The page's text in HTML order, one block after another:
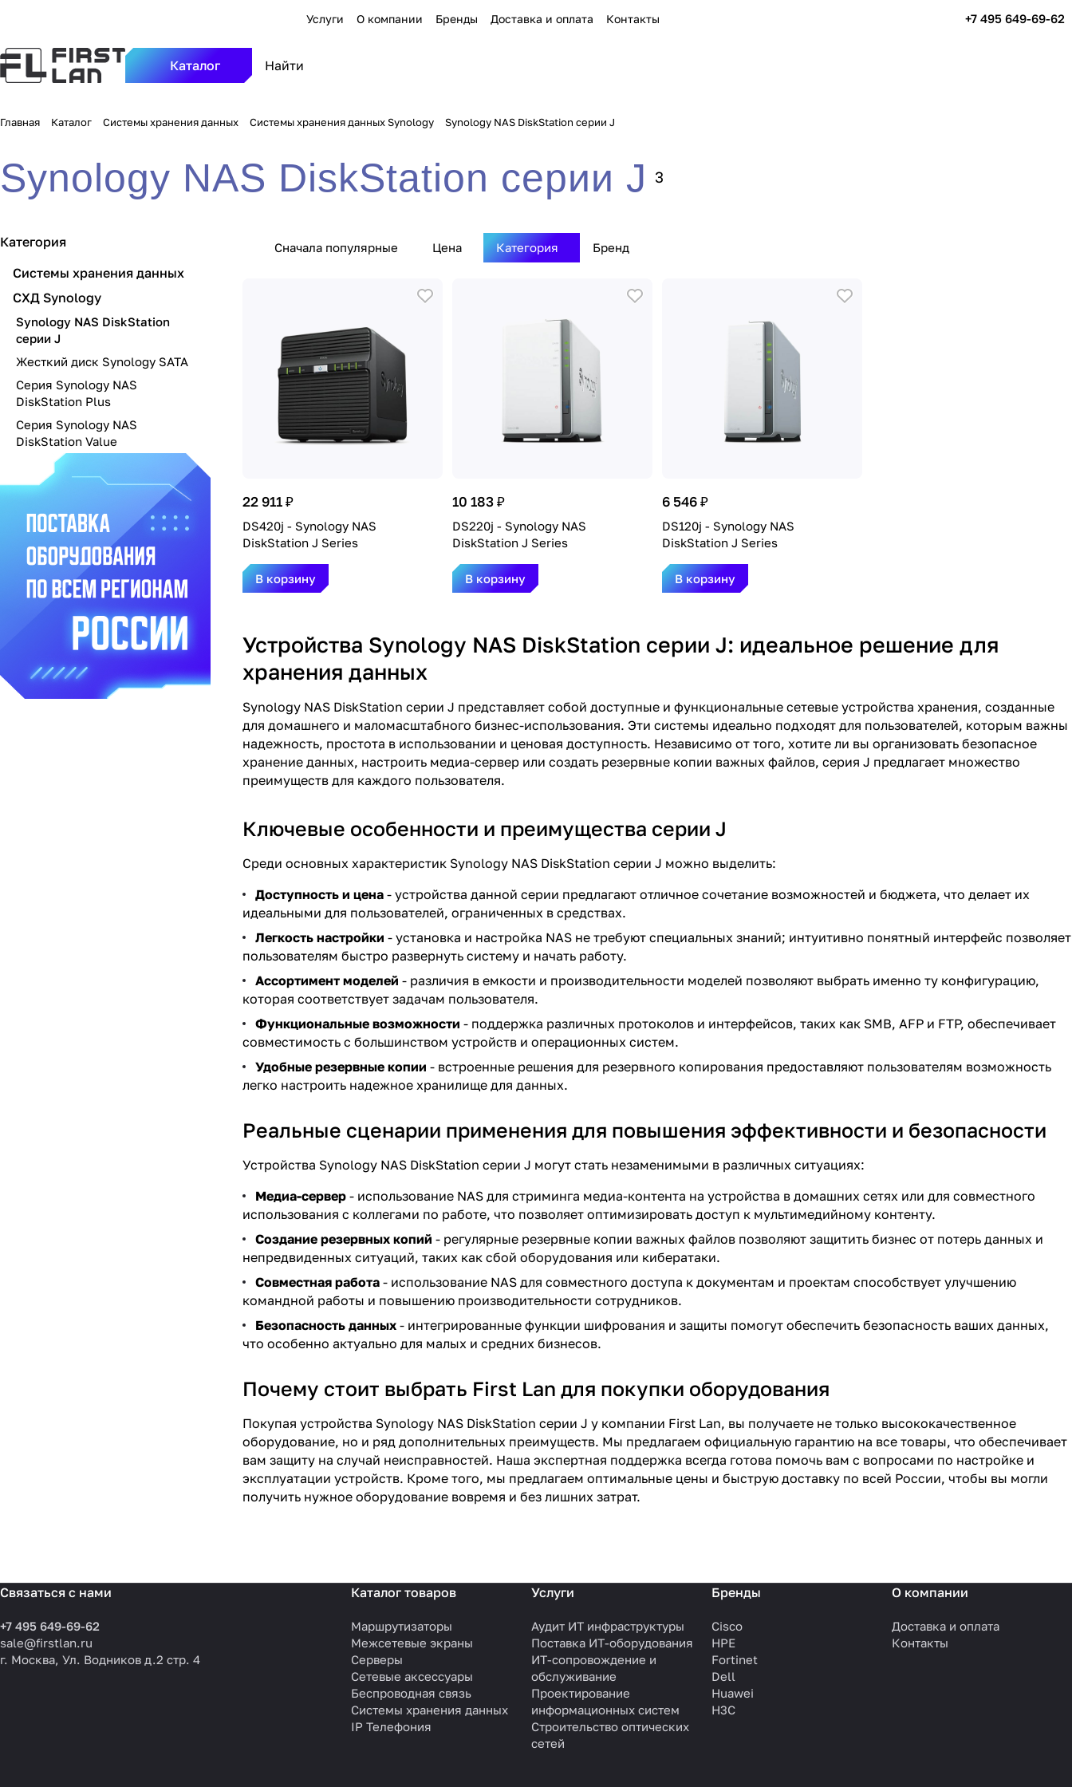
Услуги О компании Бренды Доставка и оплата Контакты +7 495 649-69-62
Каталог
Главная Каталог Системы хранения данных Системы хранения данных Synology Synology NAS DiskStation серии J
Synology NAS DiskStation серии J 3
Сначала популярные Цена Категория Бренд
22 911 ₽
DS420j - Synology NAS
DiskStation J Series
В корзину
10 183 ₽
DS220j - Synology NAS
DiskStation J Series
В корзину
6 546 ₽
DS120j - Synology NAS
DiskStation J Series
В корзину
Устройства Synology NAS DiskStation серии J: идеальное решение для
хранения данных
Synology NAS DiskStation серии J представляет собой доступные и функциональные сетевые устройства хранения, созданные
для домашнего и маломасштабного бизнес-использования. Эти системы идеально подходят для пользователей, которым важны
надежность, простота в использовании и ценовая доступность. Независимо от того, хотите ли вы организовать безопасное
хранение данных, настроить медиа-сервер или создать резервные копии важных файлов, серия J предлагает множество
преимуществ для каждого пользователя.
Ключевые особенности и преимущества серии J
Среди основных характеристик Synology NAS DiskStation серии J можно выделить:
Доступность и цена - устройства данной серии предлагают отличное сочетание возможностей и бюджета, что делает их
идеальными для пользователей, ограниченных в средствах.
Легкость настройки - установка и настройка NAS не требуют специальных знаний; интуитивно понятный интерфейс позволяет
пользователям быстро развернуть систему и начать работу.
Ассортимент моделей - различия в емкости и производительности моделей позволяют выбрать именно ту конфигурацию,
которая соответствует задачам пользователя.
Функциональные возможности - поддержка различных протоколов и интерфейсов, таких как SMB, AFP и FTP, обеспечивает
совместимость с большинством устройств и операционных систем.
Удобные резервные копии - встроенные решения для резервного копирования предоставляют пользователям возможность
легко настроить надежное хранилище для данных.
Реальные сценарии применения для повышения эффективности и безопасности
Устройства Synology NAS DiskStation серии J могут стать незаменимыми в различных ситуациях:
Медиа-сервер - использование NAS для стриминга медиа-контента на устройства в домашних сетях или для совместного
использования с коллегами по работе, что позволяет оптимизировать доступ к мультимедийному контенту.
Создание резервных копий - регулярные резервные копии важных файлов позволяют защитить бизнес от потерь данных и
непредвиденных ситуаций, таких как сбой оборудования или кибератаки.
Совместная работа - использование NAS для совместного доступа к документам и проектам способствует улучшению
командной работы и повышению производительности сотрудников.
Безопасность данных - интегрированные функции шифрования и защиты помогут обеспечить безопасность ваших данных,
что особенно актуально для малых и средних бизнесов.
Почему стоит выбрать First Lan для покупки оборудования
Покупая устройства Synology NAS DiskStation серии J у компании First Lan, вы получаете не только высококачественное
оборудование, но и ряд дополнительных преимуществ. Мы предлагаем официальную гарантию на все товары, что обеспечивает
вам защиту на случай неисправностей. Наша экспертная поддержка всегда готова помочь вам с вопросами по настройке и
эксплуатации устройств. Кроме того, мы предлагаем оптимальные цены и быструю доставку по всей России, чтобы вы могли
получить нужное оборудование вовремя и без лишних затрат.
Категория
Системы хранения данных
СХД Synology
Synology NAS DiskStation
серии J
Жесткий диск Synology SATA
Серия Synology NAS
DiskStation Plus
Серия Synology NAS
DiskStation Value
Связаться с нами
+7 495 649-69-62
sale@firstlan.ru
г. Москва, Ул. Водников д.2 стр. 4
Каталог товаров
Маршрутизаторы
Межсетевые экраны
Серверы
Сетевые аксессуары
Беспроводная связь
Системы хранения данных
IP Телефония
Услуги
Аудит ИТ инфраструктуры
Поставка ИТ-оборудования
ИТ-сопровождение и
обслуживание
Проектирование
информационных систем
Строительство оптических
сетей
Бренды
Cisco
HPE
Fortinet
Dell
Huawei
H3C
О компании
Доставка и оплата
Контакты